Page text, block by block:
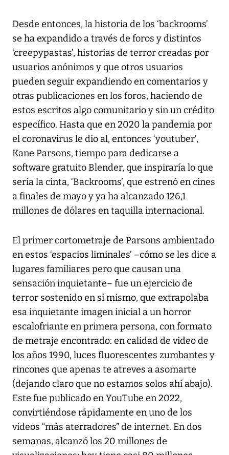
Desde entonces, la historia de los ‘backrooms’
se ha expandido a través de foros y distintos
‘creepypastas’, historias de terror creadas por
usuarios anónimos y que otros usuarios
pueden seguir expandiendo en comentarios y
otras publicaciones en los foros, haciendo de
estos escritos algo comunitario y sin un crédito
específico. Hasta que en 2020 la pandemia por
el coronavirus le dio al, entonces ‘youtuber’,
Kane Parsons, tiempo para dedicarse a
software gratuito Blender, que inspiraría lo que
sería la cinta, ‘Backrooms’, que estrenó en cines
a finales de mayo y ya ha alcanzado 126,1
millones de dólares en taquilla internacional.
El primer cortometraje de Parsons ambientado
en estos ‘espacios liminales’ –cómo se les dice a
lugares familiares pero que causan una
sensación inquietante– fue un ejercicio de
terror sostenido en sí mismo, que extrapolaba
esa inquietante imagen inicial a un horror
escalofriante en primera persona, con formato
de metraje encontrado: en calidad de video de
los años 1990, luces fluorescentes zumbantes y
rincones que apenas te atreves a asomarte
(dejando claro que no estamos solos ahí abajo).
Este fue publicado en YouTube en 2022,
convirtiéndose rápidamente en uno de los
vídeos “más aterradores” de internet. En dos
semanas, alcanzó los 20 millones de